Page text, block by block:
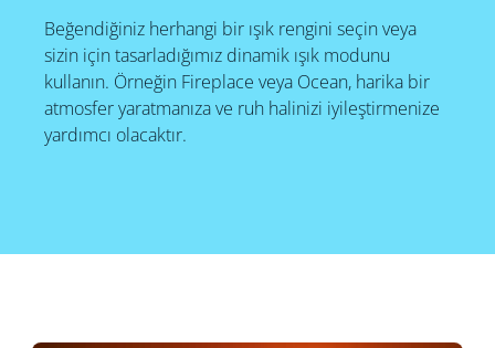
Beğendiğiniz herhangi bir ışık rengini seçin veya
sizin için tasarladığımız dinamik ışık modunu
kullanın. Örneğin Fireplace veya Ocean, harika bir
atmosfer yaratmanıza ve ruh halinizi iyileştirmenize
yardımcı olacaktır.